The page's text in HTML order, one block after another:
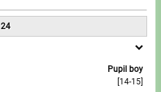
24
Pupil boy
[14-15]